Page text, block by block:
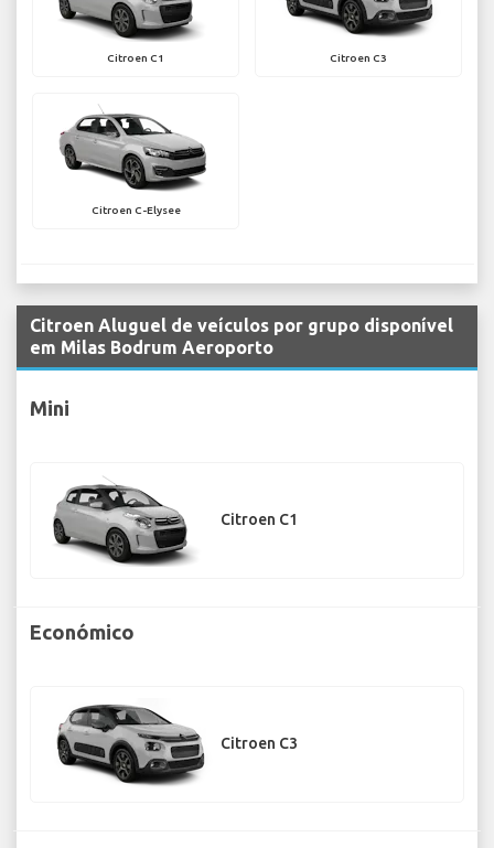
Citroen C1 Citroen C3
Citroen C-Elysee
Citroen Aluguel de veículos por grupo disponível
em Milas Bodrum Aeroporto
Mini
Citroen C1
Económico
Citroen C3